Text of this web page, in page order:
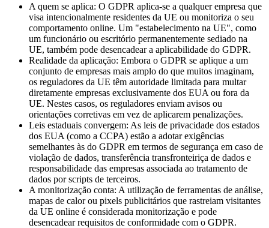
A quem se aplica: O GDPR aplica-se a qualquer empresa que
visa intencionalmente residentes da UE ou monitoriza o seu
comportamento online. Um "estabelecimento na UE", como
um funcionário ou escritório permanentemente sediado na
UE, também pode desencadear a aplicabilidade do GDPR.
Realidade da aplicação: Embora o GDPR se aplique a um
conjunto de empresas mais amplo do que muitos imaginam,
os reguladores da UE têm autoridade limitada para multar
diretamente empresas exclusivamente dos EUA ou fora da
UE. Nestes casos, os reguladores enviam avisos ou
orientações corretivas em vez de aplicarem penalizações.
Leis estaduais convergem: As leis de privacidade dos estados
dos EUA (como a CCPA) estão a adotar exigências
semelhantes às do GDPR em termos de segurança em caso de
violação de dados, transferência transfronteiriça de dados e
responsabilidade das empresas associada ao tratamento de
dados por scripts de terceiros.
A monitorização conta: A utilização de ferramentas de análise,
mapas de calor ou pixels publicitários que rastreiam visitantes
da UE online é considerada monitorização e pode
desencadear requisitos de conformidade com o GDPR.